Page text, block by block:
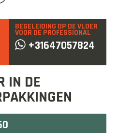
BEGELEIDING OP DE VLOER
VOOR DE PROFESSIONAL
+31647057824
IN DE